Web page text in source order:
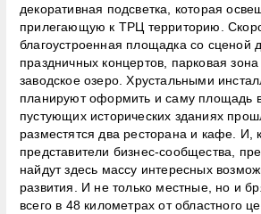
декоративная подсветка, которая
прилегающую к ТРЦ территорию. Скоро
благоустроенная площадка со сценой
праздничных концертов, парковая
заводское озеро. Хрустальными
планируют оформить и саму площадь
пустующих исторических зданиях
разместятся два ресторана и кафе. И,
представители бизнес-сообщества,
найдут здесь массу интересных
развития. И не только местные, но и
всего в 48 километрах от областного